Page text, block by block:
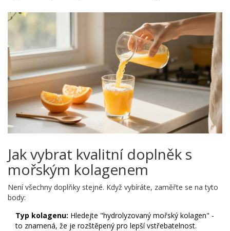
Jak vybrat kvalitní doplněk s
mořským kolagenem
Není všechny doplňky stejné. Když vybíráte, zaměřte se na tyto
body:
Typ kolagenu: Hledejte "hydrolyzovaný mořský kolagen" -
to znamená, že je rozštěpený pro lepší vstřebatelnost.